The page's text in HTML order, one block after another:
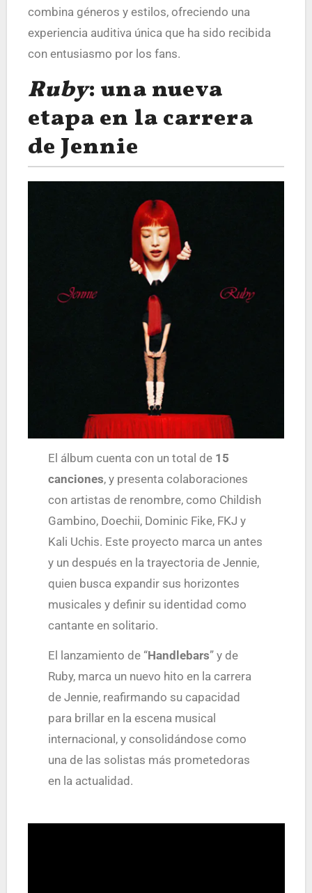
combina géneros y estilos, ofreciendo una
experiencia auditiva única que ha sido recibida
con entusiasmo por los fans.
Ruby: una nueva
etapa en la carrera
de Jennie
El álbum cuenta con un total de 15
canciones, y presenta colaboraciones
con artistas de renombre, como Childish
Gambino, Doechii, Dominic Fike, FKJ y
Kali Uchis. Este proyecto marca un antes
y un después en la trayectoria de Jennie,
quien busca expandir sus horizontes
musicales y definir su identidad como
cantante en solitario.
El lanzamiento de “Handlebars” y de
Ruby, marca un nuevo hito en la carrera
de Jennie, reafirmando su capacidad
para brillar en la escena musical
internacional, y consolidándose como
una de las solistas más prometedoras
en la actualidad.